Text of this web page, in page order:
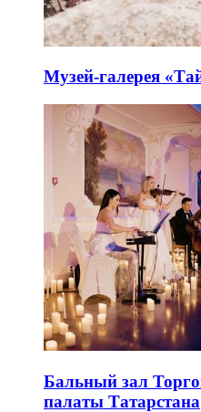
Музей-галерея
Бальный зал
палаты Татарстана